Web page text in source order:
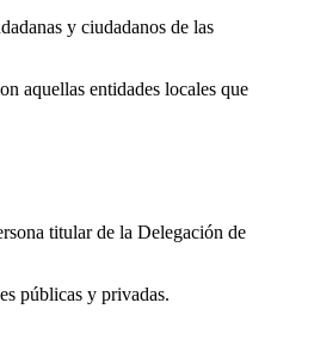
y ciudadanos de las
aquellas entidades locales que
titular de la Delegación de
públicas y privadas.